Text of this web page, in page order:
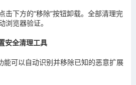
击下方的“移除”按钮卸载。全部清理完
浏览器验证。
安全清理工具
可以自动识别并移除已知的恶意扩展